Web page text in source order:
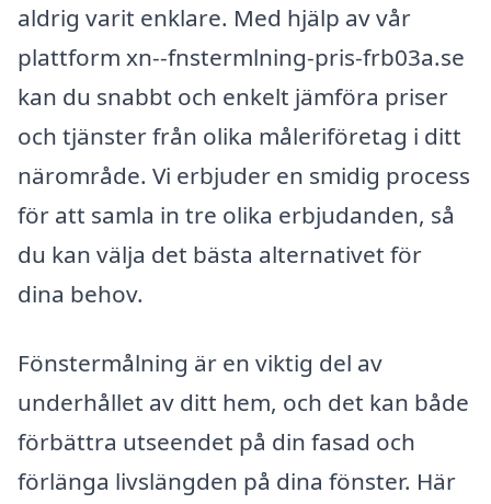
aldrig varit enklare. Med hjälp av vår
plattform xn--fnstermlning-pris-frb03a.se
kan du snabbt och enkelt jämföra priser
och tjänster från olika måleriföretag i ditt
närområde. Vi erbjuder en smidig process
för att samla in tre olika erbjudanden, så
du kan välja det bästa alternativet för
dina behov.
Fönstermålning är en viktig del av
underhållet av ditt hem, och det kan både
förbättra utseendet på din fasad och
förlänga livslängden på dina fönster. Här